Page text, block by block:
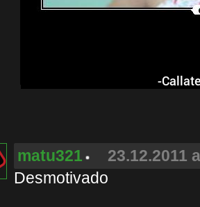
-
matu321
23.12.2011
Desmotivado